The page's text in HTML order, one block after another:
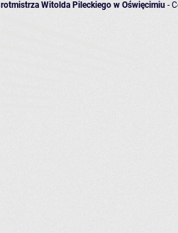
Witolda Pileckiego w Oświęcimiu -